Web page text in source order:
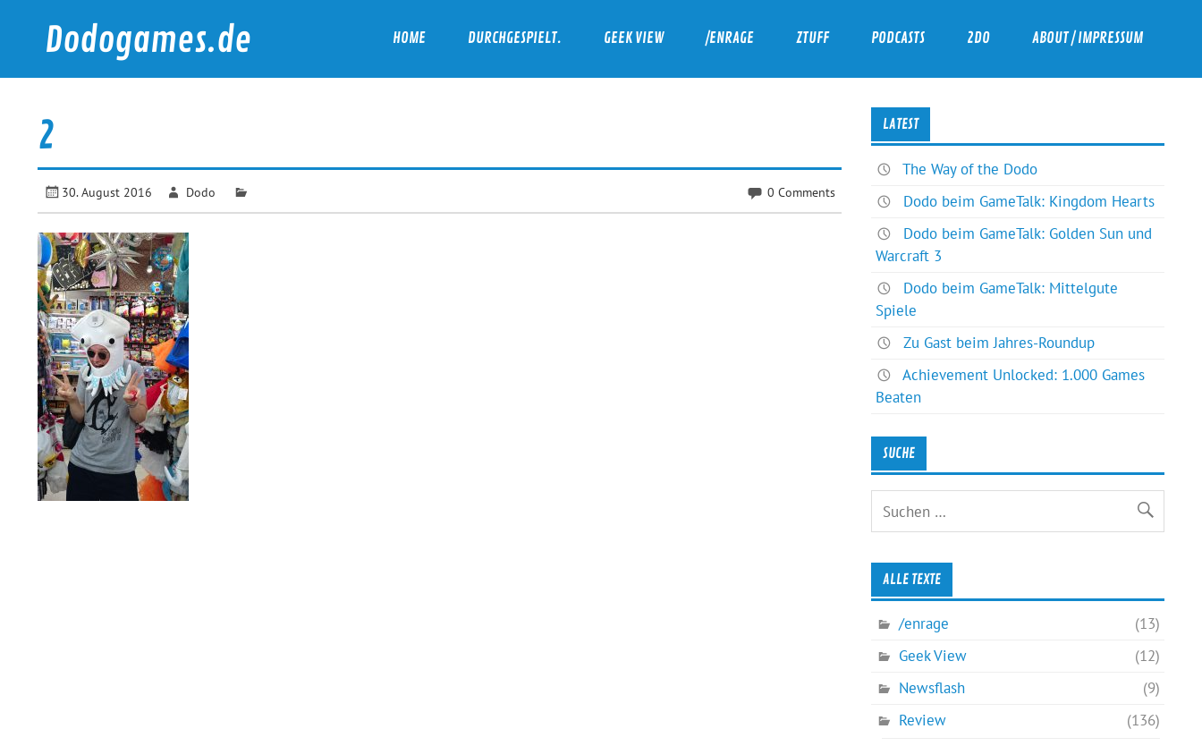
contentDodogames.de
Durchgespielt.
HOME DURCHGESPIELT. GEEK VIEW /ENRAGE ZTUFF PODCASTS 2DO ABOUT / IMPRESSUM
2
30. August 2016 Dodo 0 Comments
LATEST
The Way of the Dodo
Dodo beim GameTalk: Kingdom Hearts
Dodo beim GameTalk: Golden Sun und
Warcraft 3
Dodo beim GameTalk: Mittelgute
Spiele
Zu Gast beim Jahres-Roundup
Achievement Unlocked: 1.000 Games
Beaten
SUCHE
ALLE TEXTE
/enrage
(13)
Geek View
(12)
Newsflash
(9)
Review
(136)